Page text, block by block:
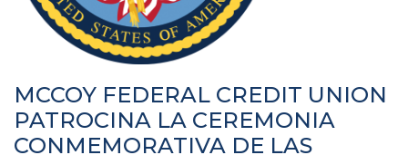
MCCOY FEDERAL CREDIT UNION
PATROCINA LA CEREMONIA
CONMEMORATIVA DE LAS